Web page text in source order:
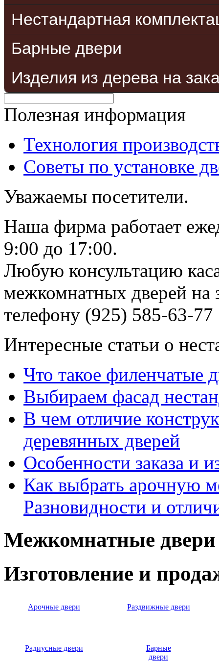
Нестандартная
Барные двери
Изделия из дерева на
Полезная информация
Технология
Советы по установке
Уважаемы посетители.
Наша фирма работает
9:00 до 17:00.
Любую консультацию
межкомнатных дверей на
телефону (925) 585-63-77
Интересные статьи о
Что такое филенчатые
Выбираем фасад
В чем отличие
деревянных дверей
Особенности заказа и
Как выбрать арочную
Разновидности и
Межкомнатные двери
Изготовление и
Арочные двери Раздвижные двери
Радиусные двери
Барные
двери